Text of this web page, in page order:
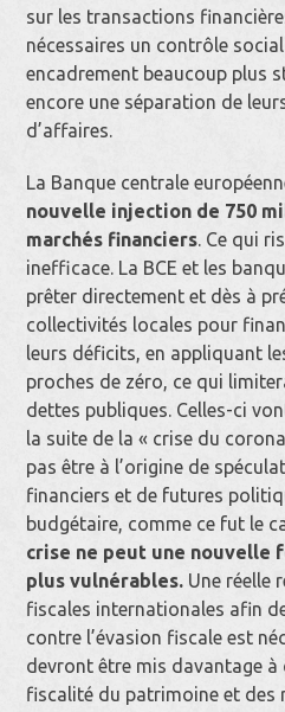
sur les transactions
nécessaires un contrôle
encadrement beaucoup plus
encore une séparation de
d’affaires.
La Banque centrale
nouvelle injection de 750
marchés financiers . Ce qui
inefficace. La BCE et les
prêter directement et dès à
collectivités locales pour
leurs déficits, en appliquant
proches de zéro, ce qui
dettes publiques. Celles-ci
la suite de la « crise du
pas être à l’origine de
financiers et de futures
budgétaire, comme ce fut le
crise ne peut une nouvelle
plus vulnérables. Une réelle
fiscales internationales afin
contre l’évasion fiscale est
devront être mis davantage
fiscalité du patrimoine et des